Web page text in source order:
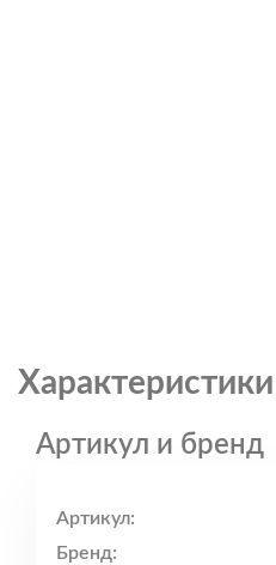
Характеристики
Артикул и бренд
Артикул:
Бренд: